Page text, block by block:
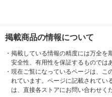
掲載商品の情報について
・ 掲載している情報の精度には万全を
安全性、有用性を保証するものでは
・ 現在ご覧になっているページは、こ
れています。ページに記載されてい
は、直接各ストアにお問い合わせく